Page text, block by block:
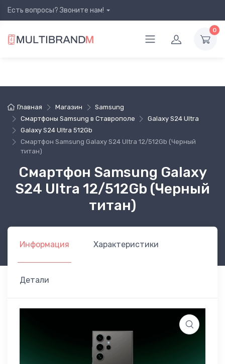
Есть вопросы? Звоните нам!
0
Главная Магазин
Samsung
Смартфоны Samsung в Ставрополе
Galaxy S24 Ultra
Galaxy S24 Ultra 512Gb
Смартфон Samsung Galaxy S24 Ultra 12/512Gb (Черный
титан)
Смартфон Samsung Galaxy
S24 Ultra 12/512Gb (Черный
титан)
Информация Характеристики
Детали